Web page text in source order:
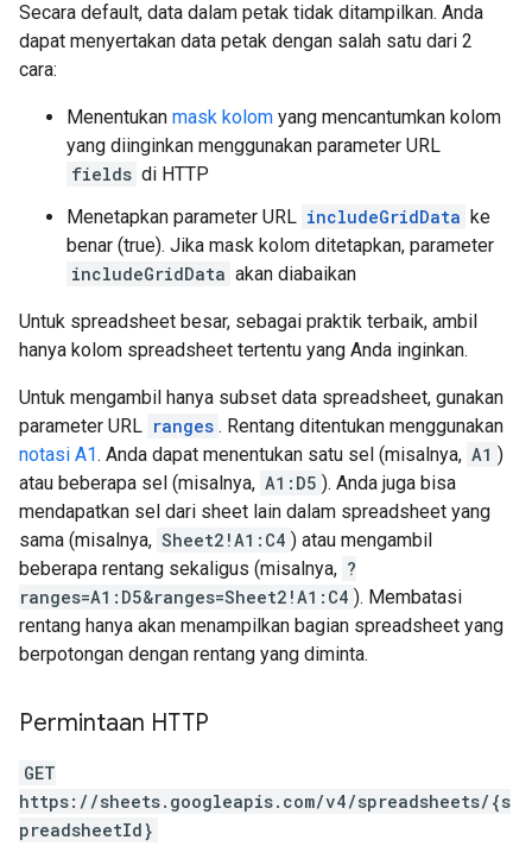
Secara default, data dalam petak tidak ditampilkan. Anda
dapat menyertakan data petak dengan salah satu dari 2
cara:
Menentukan mask kolom yang mencantumkan kolom
yang diinginkan menggunakan parameter URL
fields di HTTP
Menetapkan parameter URL includeGridData ke
benar (true). Jika mask kolom ditetapkan, parameter
includeGridData akan diabaikan
Untuk spreadsheet besar, sebagai praktik terbaik, ambil
hanya kolom spreadsheet tertentu yang Anda inginkan.
Untuk mengambil hanya subset data spreadsheet, gunakan
parameter URL ranges . Rentang ditentukan menggunakan
notasi A1. Anda dapat menentukan satu sel (misalnya, A1 )
atau beberapa sel (misalnya, A1:D5 ). Anda juga bisa
mendapatkan sel dari sheet lain dalam spreadsheet yang
sama (misalnya, Sheet2!A1:C4 ) atau mengambil
beberapa rentang sekaligus (misalnya, ?
ranges=A1:D5&ranges=Sheet2!A1:C4 ). Membatasi
rentang hanya akan menampilkan bagian spreadsheet yang
berpotongan dengan rentang yang diminta.
Permintaan HTTP
GET
https://sheets.googleapis.com/v4/spreadsheets/{s
preadsheetId}